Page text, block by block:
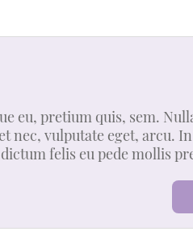
eu, pretium quis, sem.
nec, vulputate eget, arcu.
felis eu pede mollis